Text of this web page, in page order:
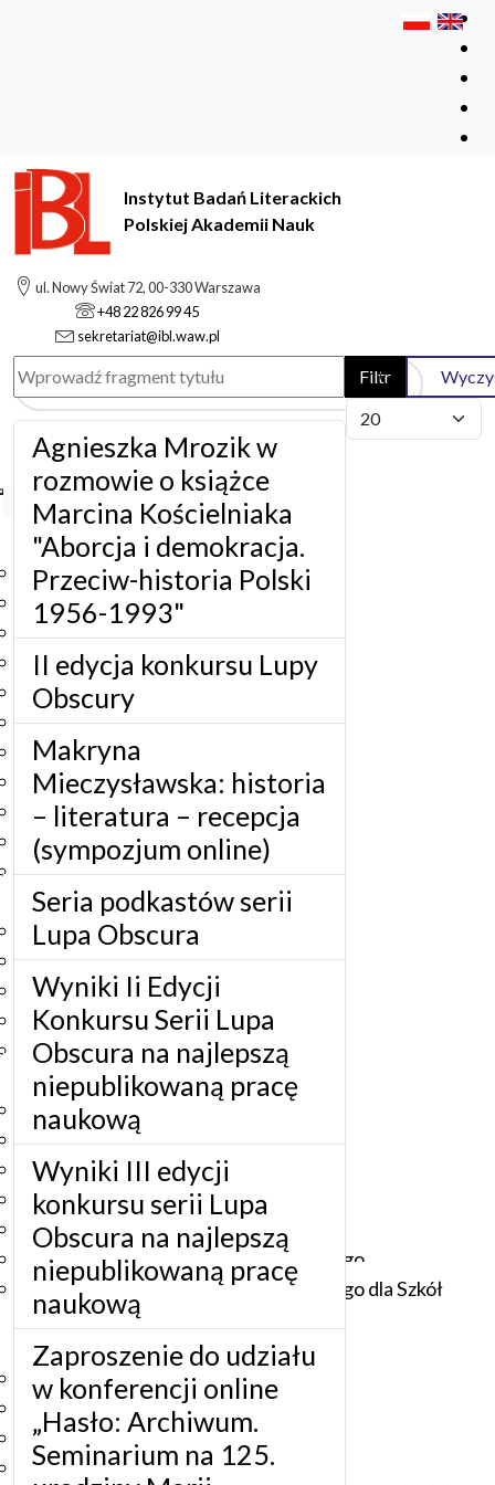
Instytut Badań Literackich
Polskiej Akademii Nauk
ul. Nowy Świat 72, 00-330 Warszawa
+48 22 826 99 45
sekretariat@ibl.waw.pl
Szukaj
Start
Instytut
O Instytucie
Aktualności
Dyrekcja IBL PAN
Rada Naukowa
Pracownie i zespoły
Pracownicy
Administracja
Regulamin afiliowania przy IBL PAN
Archiwum
Instytucje współpracujące
Zamówienia publiczne
Nauka i badania
Bazy danych
Projekty
Podręczniki
Repozytorium RCIN
Otwarta nauka
Edukacja
Studia podyplomowe
Kursy
Szkolenia
Szkoła Doktorska Anthropos
Erasmus
Olimpiada Literatury i Języka Polskiego
Olimpiada Literatury i Języka Polskiego dla Szkół
Podstawowych
Biblioteka
O bibliotece
Godziny otwarcia
Katalog
Nowości
Instytut Badań Literackich Polskiej Akademii Nauk
archiwum kobiet
Wprowadź fragment tytułu Filtr
Pokaż #
Agnieszka Mrozik w
rozmowie o książce
Marcina Kościelniaka
"Aborcja i demokracja.
Przeciw-historia Polski
1956-1993"
II edycja konkursu Lupy
Obscury
Makryna
Mieczysławska: historia
– literatura – recepcja
(sympozjum online)
Seria podkastów serii
Lupa Obscura
Wyniki Ii Edycji
Konkursu Serii Lupa
Obscura na najlepszą
niepublikowaną pracę
naukową
Wyniki III edycji
konkursu serii Lupa
Obscura na najlepszą
niepublikowaną pracę
naukową
Zaproszenie do udziału
w konferencji online
„Hasło: Archiwum.
Seminarium na 125.